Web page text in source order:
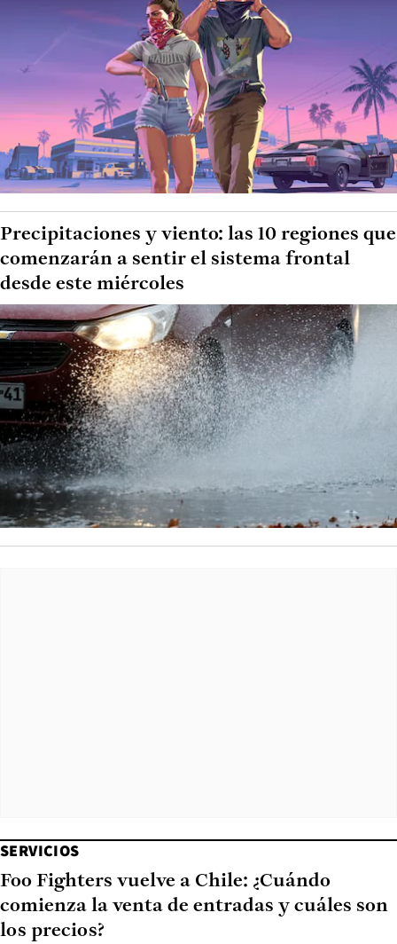
Precipitaciones y viento: las 10 regiones que
comenzarán a sentir el sistema frontal
desde este miércoles
SERVICIOS
Foo Fighters vuelve a Chile: ¿Cuándo
comienza la venta de entradas y cuáles son
los precios?